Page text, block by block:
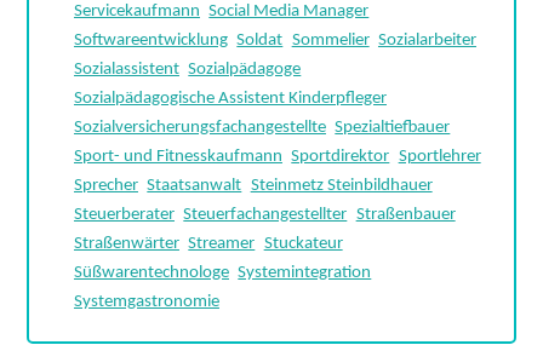
Servicekaufmann Social Media Manager
Softwareentwicklung Soldat Sommelier Sozialarbeiter
Sozialassistent Sozialpädagoge
Sozialpädagogische Assistent Kinderpfleger
Sozialversicherungsfachangestellte Spezialtiefbauer
Sport- und Fitnesskaufmann Sportdirektor Sportlehrer
Sprecher Staatsanwalt Steinmetz Steinbildhauer
Steuerberater Steuerfachangestellter Straßenbauer
Straßenwärter Streamer Stuckateur
Süßwarentechnologe Systemintegration
Systemgastronomie